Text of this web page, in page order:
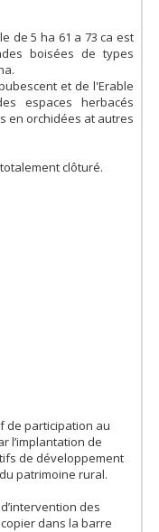
de 5 ha 61 a 73 ca est
boisées de types
et de l'Erable
espaces herbacés
en orchidées at autres
clôturé.
de participation au
l’implantation de
de développement
patrimoine rural.
des
dans la barre